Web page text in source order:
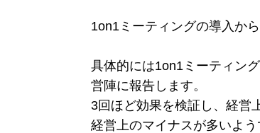
1on1ミーティングの導入か
具体的には1on1ミーティン
営陣に報告します。
3回ほど効果を検証し、経営
経営上のマイナスが多いよ